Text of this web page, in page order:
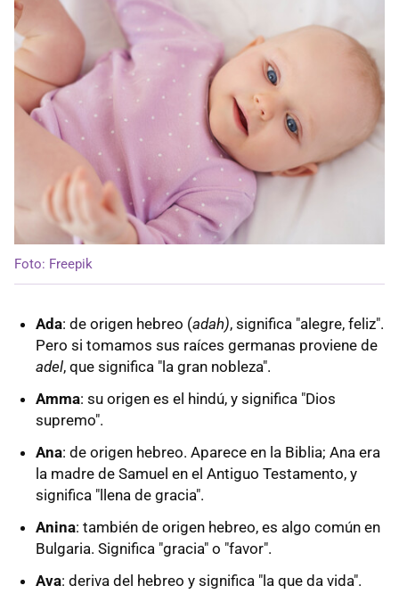
Foto: Freepik
Ada: de origen hebreo (adah), significa "alegre, feliz".
Pero si tomamos sus raíces germanas proviene de
adel, que significa "la gran nobleza".
Amma: su origen es el hindú, y significa "Dios
supremo".
Ana: de origen hebreo. Aparece en la Biblia; Ana era
la madre de Samuel en el Antiguo Testamento, y
significa "llena de gracia".
Anina: también de origen hebreo, es algo común en
Bulgaria. Significa "gracia" o "favor".
Ava: deriva del hebreo y significa "la que da vida".